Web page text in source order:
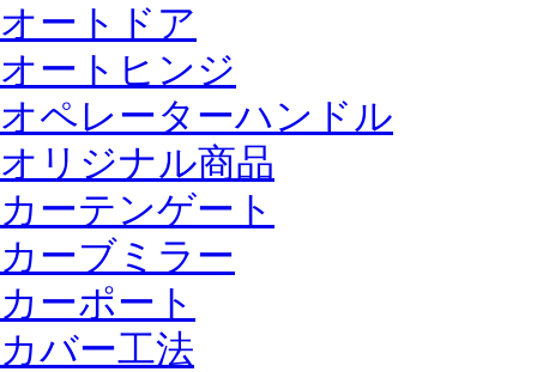
オートドア
オートヒンジ
オペレーターハンドル
オリジナル商品
カーテンゲート
カーブミラー
カーポート
カバー工法